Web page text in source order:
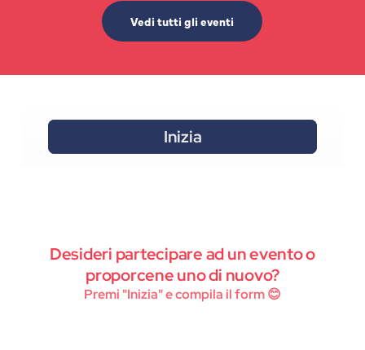
Vedi tutti gli eventi